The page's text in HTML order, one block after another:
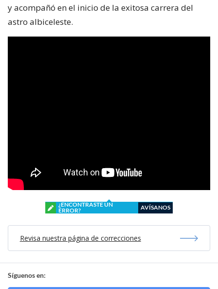
y acompañó en el inicio de la exitosa carrera del
astro albiceleste.
¿ENCONTRASTE UN
ERROR?
AVÍSANOS
Revisa nuestra página de correcciones
Síguenos en: